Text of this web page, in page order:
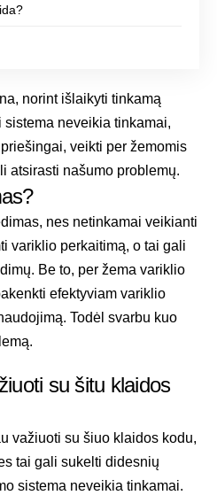
norint išlaikyti tinkamą
neveikia tinkamai,
veikti per žemomis
atsirasti našumo problemų.
nes netinkamai veikianti
variklio perkaitimą, o tai gali
Be to, per žema variklio
efektyviam variklio
Todėl svarbu kuo
su šitu klaidos
važiuoti su šiuo klaidos kodu,
tai gali sukelti didesnių
sistema neveikia tinkamai.